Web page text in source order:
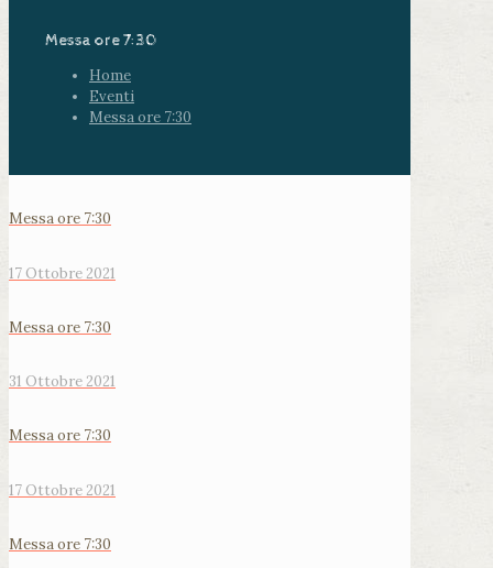
Messa ore 7:30
Home
Eventi
Messa ore 7:30
Messa ore 7:30
17 Ottobre 2021
Messa ore 7:30
31 Ottobre 2021
Messa ore 7:30
17 Ottobre 2021
Messa ore 7:30